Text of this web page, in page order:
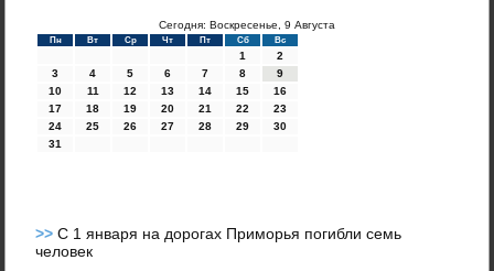
Сегодня: Воскресенье, 9 Августа
Пн Вт Ср Чт Пт Сб Вс
1
2
3
4 5 6 7 8
9
10
11 12 13 14 15
16
17
18 19 20 21 22
23
24
25 26 27 28 29
30
31
>>С 1 января на дорогах Приморья погибли семь
человек